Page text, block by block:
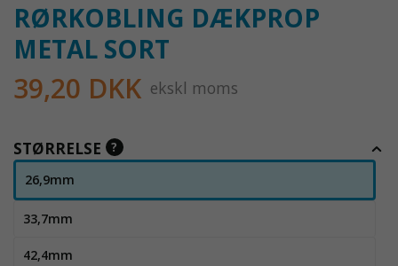
RØRKOBLING DÆKPROP
METAL SORT
39,20 DKK ekskl moms
STØRRELSE
?
26,9mm
33,7mm
42,4mm